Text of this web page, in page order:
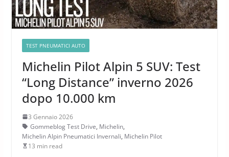
TEST PNEUMATICI AUTO
Michelin Pilot Alpin 5 SUV: Test
“Long Distance” inverno 2026
dopo 10.000 km
3 Gennaio 2026
Gommeblog Test Drive, Michelin,
Michelin Alpin Pneumatici Invernali, Michelin Pilot
13 min read